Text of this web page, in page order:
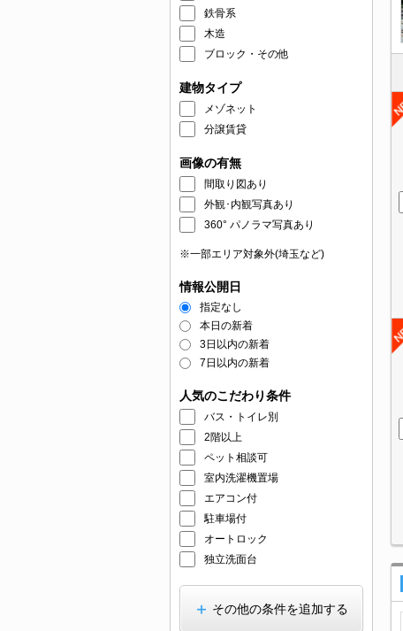
鉄骨系
木造
ブロック・その他
建物タイプ
メゾネット
分譲賃貸
画像の有無
間取り図あり
外観･内観写真あり
360° パノラマ写真あり
※一部エリア対象外(埼玉など)
情報公開日
指定なし
本日の新着
3日以内の新着
7日以内の新着
人気のこだわり条件
バス・トイレ別
2階以上
ペット相談可
室内洗濯機置場
エアコン付
駐車場付
オートロック
独立洗面台
その他の条件を追加する